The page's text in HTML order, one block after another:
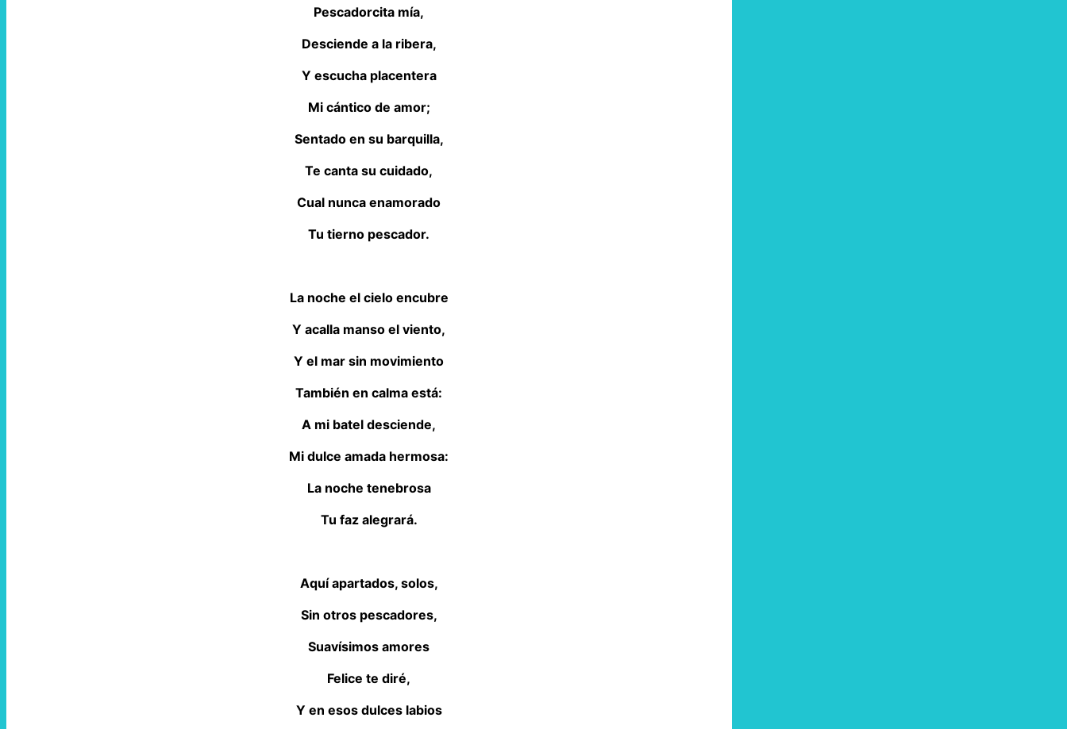
Pescadorcita mía,
Desciende a la ribera,
Y escucha placentera
Mi cántico de amor;
Sentado en su barquilla,
Te canta su cuidado,
Cual nunca enamorado
Tu tierno pescador.
La noche el cielo encubre
Y acalla manso el viento,
Y el mar sin movimiento
También en calma está:
A mi batel desciende,
Mi dulce amada hermosa:
La noche tenebrosa
Tu faz alegrará.
Aquí apartados, solos,
Sin otros pescadores,
Suavísimos amores
Felice te diré,
Y en esos dulces labios